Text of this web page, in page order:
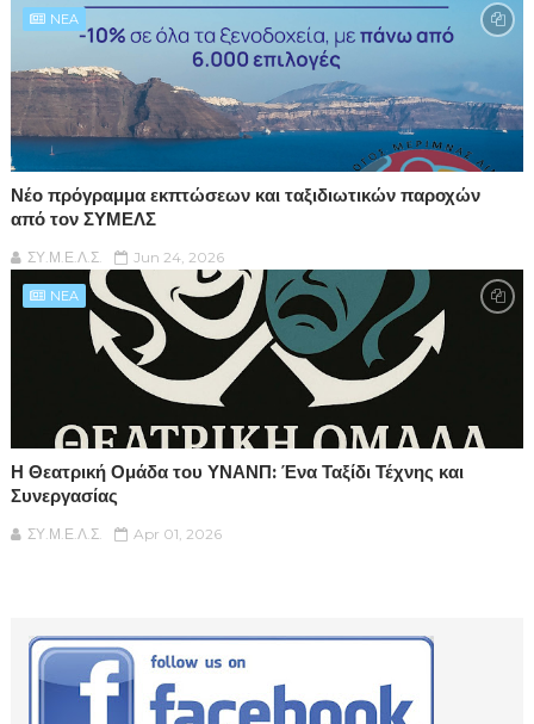
NEA
Νέο πρόγραμμα εκπτώσεων και ταξιδιωτικών παροχών
από τον ΣΥΜΕΛΣ
ΣΥ.Μ.Ε.Λ.Σ. Jun 24, 2026
NEA
Η Θεατρική Ομάδα του ΥΝΑΝΠ: Ένα Ταξίδι Τέχνης και
Συνεργασίας
ΣΥ.Μ.Ε.Λ.Σ. Apr 01, 2026